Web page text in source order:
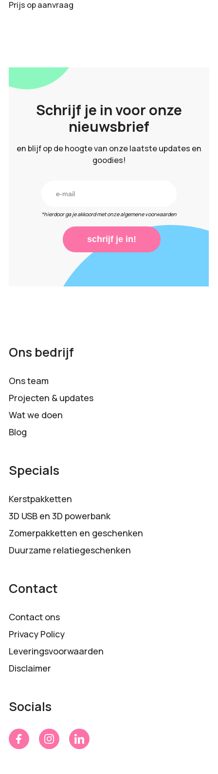
Prijs op aanvraag
Schrijf je in voor onze
nieuwsbrief
en blijf op de hoogte van onze laatste updates en
goodies!
*hierdoor ga je akkoord met onze algemene voorwaarden
schrijf je in!
Ons bedrijf
Ons team
Projecten & updates
Wat we doen
Blog
Specials
Kerstpakketten
3D USB en 3D powerbank
Zomerpakketten en geschenken
Duurzame relatiegeschenken
Contact
Contact ons
Privacy Policy
Leveringsvoorwaarden
Disclaimer
Socials